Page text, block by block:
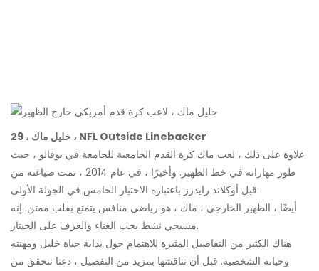
خليل ماك ، 29 ، NFL Outside Linebacker
علاوة على ذلك ، لعب ماك كرة القدم الجامعية للجامعة في بوفالو ، حيث
طور مهاراته في خط الظهير. وأخيرًا ، في عام 2014 ، تمت صياغته من
قبل أوكلاند رايدرز باعتباره الاختيار الخامس في الجولة الأولى.
أيضًا ، الظهير الخارجي ، ماك ، هو رياضي منافس يتمتع بقلب ممتن. إنه
مسيحي نشط يحب الغناء والعزف على الجيتار.
هناك الكثير من التفاصيل المثيرة للاهتمام حول بداية حياة خليل ومهنته
وحياته الشخصية. قبل أن نناقشها بمزيد من التفصيل ، دعنا نتحقق من